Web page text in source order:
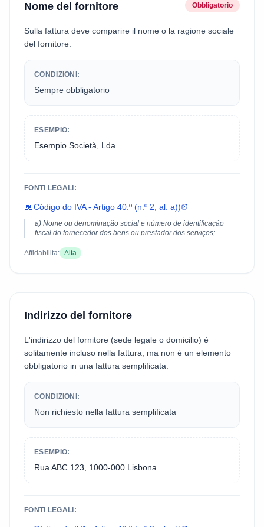
Nome del fornitore Obbligatorio
Sulla fattura deve comparire il nome o la ragione sociale
del fornitore.
CONDIZIONI:
Sempre obbligatorio
ESEMPIO:
Esempio Società, Lda.
FONTI LEGALI:
📖Código do IVA - Artigo 40.º (n.º 2, al. a))
a) Nome ou denominação social e número de identificação
fiscal do fornecedor dos bens ou prestador dos serviços;
Affidabilita: Alta
Indirizzo del fornitore
L'indirizzo del fornitore (sede legale o domicilio) è
solitamente incluso nella fattura, ma non è un elemento
obbligatorio in una fattura semplificata.
CONDIZIONI:
Non richiesto nella fattura semplificata
ESEMPIO:
Rua ABC 123, 1000-000 Lisbona
FONTI LEGALI: